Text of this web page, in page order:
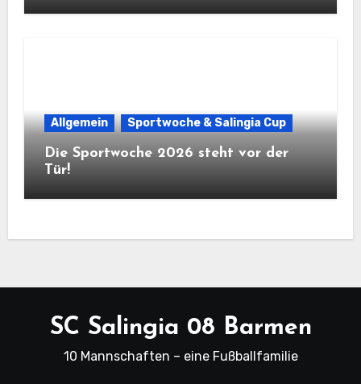
Allgemein Sportwoche & Salingia Cup
Die Sportwoche 2026 steht vor der
Tür!
SC Salingia 08 Barmen
10 Mannschaften – eine Fußballfamilie